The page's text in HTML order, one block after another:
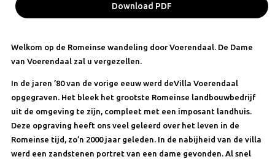
Download PDF
Welkom op de Romeinse wandeling door Voerendaal. De Dame
van Voerendaal zal u vergezellen.
In de jaren ’80 van de vorige eeuw werd deVilla Voerendaal
opgegraven. Het bleek het grootste Romeinse landbouwbedrijf
uit de omgeving te zijn, compleet met een imposant landhuis.
Deze opgraving heeft ons veel geleerd over het leven in de
Romeinse tijd, zo’n 2000 jaar geleden. In de nabijheid van de villa
werd een zandstenen portret van een dame gevonden. Al snel